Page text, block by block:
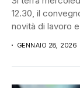
12.30, il
novità di lavoro
GENNAIO 28, 2026